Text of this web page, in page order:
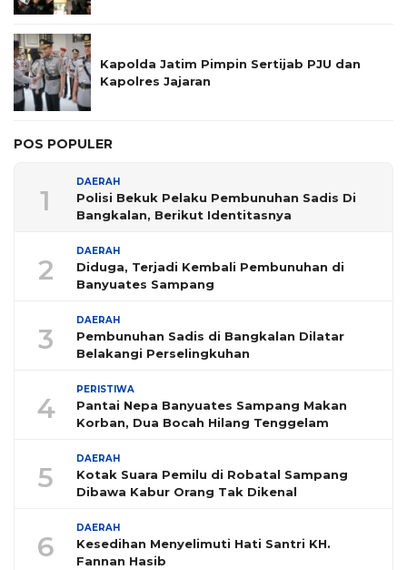
Kapolda Jatim Pimpin Sertijab PJU dan
Kapolres Jajaran
POS POPULER
1
DAERAH
Polisi Bekuk Pelaku Pembunuhan Sadis Di
Bangkalan, Berikut Identitasnya
2
DAERAH
Diduga, Terjadi Kembali Pembunuhan di
Banyuates Sampang
3
DAERAH
Pembunuhan Sadis di Bangkalan Dilatar
Belakangi Perselingkuhan
4
PERISTIWA
Pantai Nepa Banyuates Sampang Makan
Korban, Dua Bocah Hilang Tenggelam
5
DAERAH
Kotak Suara Pemilu di Robatal Sampang
Dibawa Kabur Orang Tak Dikenal
6
DAERAH
Kesedihan Menyelimuti Hati Santri KH.
Fannan Hasib